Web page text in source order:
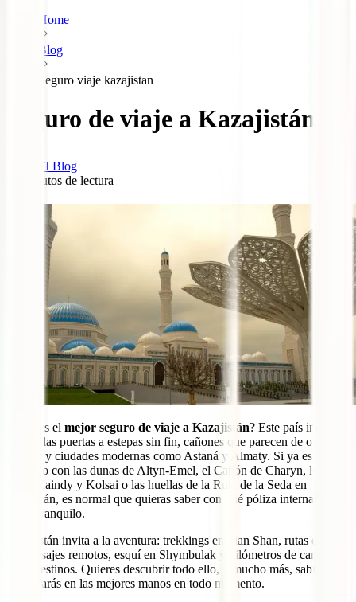
Home
Blog
Seguro viaje kazajistan
Seguro de viaje a Kazajistán
IATI Blog
minutos de lectura
¿Cuál es el mejor seguro de viaje a Kazajistán? Este país inmenso
te abre las puertas a estepas sin fin, cañones que parecen de otro
planeta y ciudades modernas como Astaná y Almaty. Si ya estás
soñando con las dunas de Altyn-Emel, el Cañón de Charyn, los
lagos Kaindy y Kolsai o las huellas de la Ruta de la Seda en
Turkestán, es normal que quieras saber con qué póliza internacional
viajar tranquilo.
Kazajistán invita a la aventura: trekkings en Tian Shan, rutas en 4×4
por paisajes remotos, esquí en Shymbulak y kilómetros de carretera
entre destinos. Quieres descubrir todo ello, y mucho más, sabiendo
que estarás en las mejores manos en todo momento.